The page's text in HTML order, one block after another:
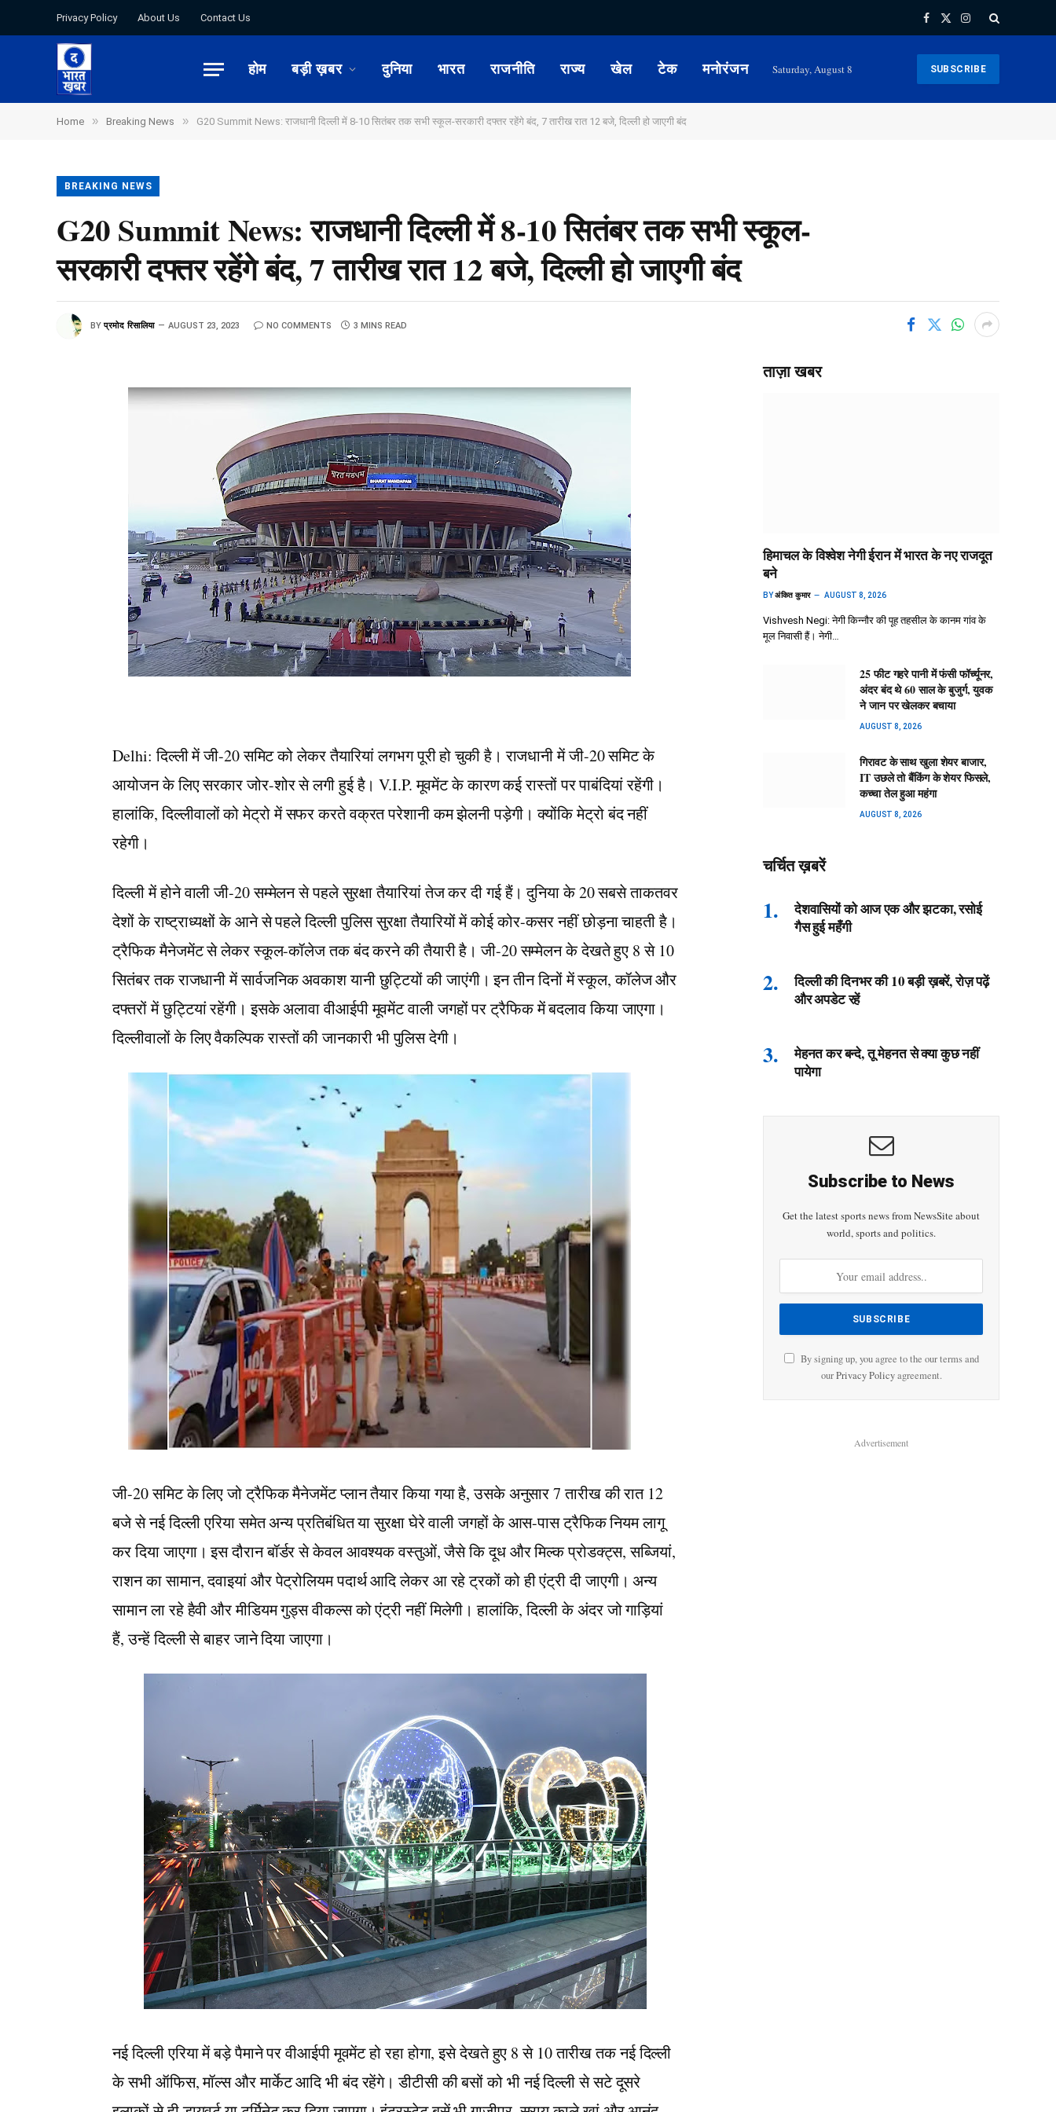
Privacy Policy About Us Contact Us Facebook
X
Instagram
होम बड़ी ख़बर दुनिया भारत राजनीति राज्य खेल टेक मनोरंजन Saturday, August 8 SUBSCRIBE
Home » Breaking News » G20 Summit News: राजधानी दिल्ली में 8-10 सितंबर तक सभी स्कूल-सरकारी दफ्तर रहेंगे बंद, 7 तारीख रात 12 बजे, दिल्ली हो जाएगी बंद
BREAKING NEWS
G20 Summit News: राजधानी दिल्ली में 8-10 सितंबर तक सभी स्कूल-
सरकारी दफ्तर रहेंगे बंद, 7 तारीख रात 12 बजे, दिल्ली हो जाएगी बंद
BY प्रमोद रिसालिया AUGUST 23, 2023 NO COMMENTS 3 MINS READ
Delhi: दिल्ली में जी-20 समिट को लेकर तैयारियां लगभग पूरी हो चुकी है। राजधानी में जी-20 समिट के
आयोजन के लिए सरकार जोर-शोर से लगी हुई है। V.I.P. मूवमेंट के कारण कई रास्तों पर पाबंदियां रहेंगी।
हालांकि, दिल्लीवालों को मेट्रो में सफर करते वक्रत परेशानी कम झेलनी पड़ेगी। क्योंकि मेट्रो बंद नहीं
रहेगी।
दिल्ली में होने वाली जी-20 सम्मेलन से पहले सुरक्षा तैयारियां तेज कर दी गई हैं। दुनिया के 20 सबसे ताकतवर
देशों के राष्ट्राध्यक्षों के आने से पहले दिल्ली पुलिस सुरक्षा तैयारियों में कोई कोर-कसर नहीं छोड़ना चाहती है।
ट्रैफिक मैनेजमेंट से लेकर स्कूल-कॉलेज तक बंद करने की तैयारी है। जी-20 सम्मेलन के देखते हुए 8 से 10
सितंबर तक राजधानी में सार्वजनिक अवकाश यानी छुट्टियों की जाएंगी। इन तीन दिनों में स्कूल, कॉलेज और
दफ्तरों में छुट्टियां रहेंगी। इसके अलावा वीआईपी मूवमेंट वाली जगहों पर ट्रैफिक में बदलाव किया जाएगा।
दिल्लीवालों के लिए वैकल्पिक रास्तों की जानकारी भी पुलिस देगी।
जी-20 समिट के लिए जो ट्रैफिक मैनेजमेंट प्लान तैयार किया गया है, उसके अनुसार 7 तारीख की रात 12
बजे से नई दिल्ली एरिया समेत अन्य प्रतिबंधित या सुरक्षा घेरे वाली जगहों के आस-पास ट्रैफिक नियम लागू
कर दिया जाएगा। इस दौरान बॉर्डर से केवल आवश्यक वस्तुओं, जैसे कि दूध और मिल्क प्रोडक्ट्स, सब्जियां,
राशन का सामान, दवाइयां और पेट्रोलियम पदार्थ आदि लेकर आ रहे ट्रकों को ही एंट्री दी जाएगी। अन्य
सामान ला रहे हैवी और मीडियम गुड्स वीकल्स को एंट्री नहीं मिलेगी। हालांकि, दिल्ली के अंदर जो गाड़ियां
हैं, उन्हें दिल्ली से बाहर जाने दिया जाएगा।
नई दिल्ली एरिया में बड़े पैमाने पर वीआईपी मूवमेंट हो रहा होगा, इसे देखते हुए 8 से 10 तारीख तक नई दिल्ली
के सभी ऑफिस, मॉल्स और मार्केट आदि भी बंद रहेंगे। डीटीसी की बसों को भी नई दिल्ली से सटे दूसरे
ताज़ा खबर
हिमाचल के विश्वेश नेगी ईरान में भारत के नए राजदूत
बने
BYअंकित कुमार AUGUST 8, 2026
Vishvesh Negi: नेगी किन्नौर की पूह तहसील के कानम गांव के
मूल निवासी हैं। नेगी…
25 फीट गहरे पानी में फंसी फॉर्च्यूनर,
अंदर बंद थे 60 साल के बुजुर्ग, युवक
ने जान पर खेलकर बचाया
AUGUST 8, 2026
गिरावट के साथ खुला शेयर बाजार,
IT उछले तो बैंकिंग के शेयर फिसले,
कच्चा तेल हुआ महंगा
AUGUST 8, 2026
चर्चित ख़बरें
देशवासियों को आज एक और झटका, रसोई
गैस हुई महँगी
दिल्ली की दिनभर की 10 बड़ी ख़बरें, रोज़ पढ़ें
और अपडेट रहें
मेहनत कर बन्दे, तू मेहनत से क्या कुछ नहीं
पायेगा
Subscribe to News
Get the latest sports news from NewsSite about
world, sports and politics.
By signing up, you agree to the our terms and
ourPrivacy Policyagreement.
Advertisement